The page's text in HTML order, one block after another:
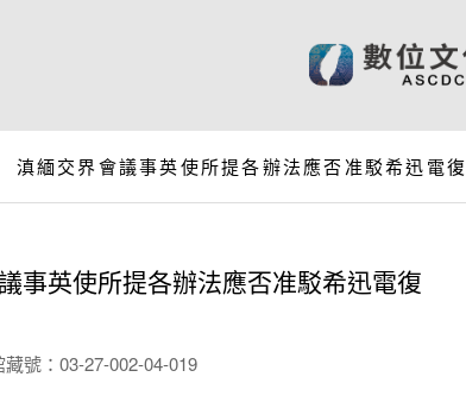
滇緬交界會議事英使所提各辦法應否准駁希迅電復
事英使所提各辦法應否准駁希迅電復
藏號：03-27-002-04-019